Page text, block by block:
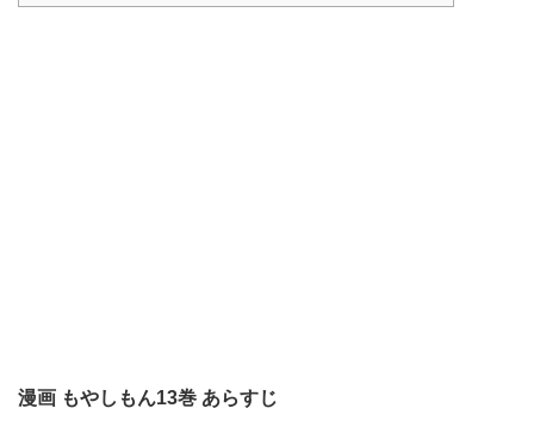
漫画 もやしもん13巻 あらすじ